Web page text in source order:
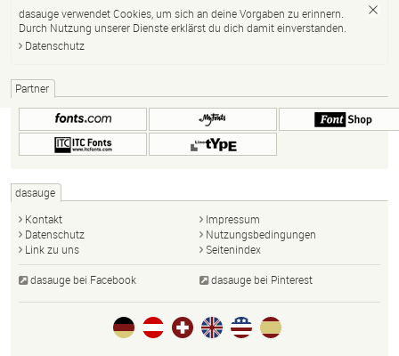
dasauge verwendet Cookies, um sich an deine Vorgaben zu erinnern.
Durch Nutzung unserer Dienste erklärst du dich damit einverstanden.
Datenschutz
Partner
dasauge
Kontakt
Impressum
Datenschutz
Nutzungsbedingungen
Link zu uns
Seitenindex
dasauge bei Facebook dasauge bei Pinterest